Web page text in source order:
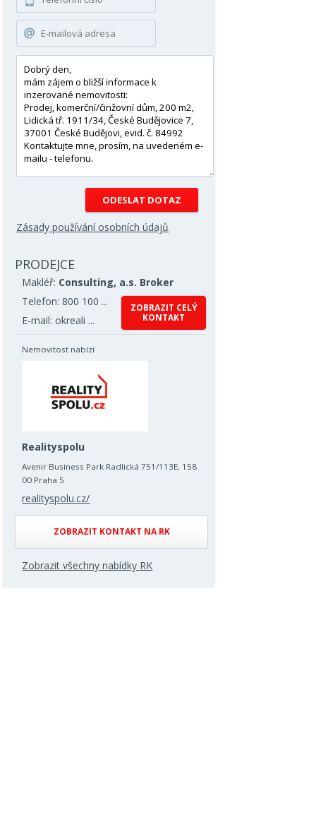
Zásady používání osobních údajů
PRODEJCE
Makléř: Consulting, a.s. Broker
Telefon: 800 100 ...
E-mail: okreali ...
ZOBRAZIT CELÝ
KONTAKT
Nemovitost nabízí
Realityspolu
Avenir Business Park Radlická 751/113E, 158
00 Praha 5
realityspolu.cz/
ZOBRAZIT KONTAKT NA RK
Zobrazit všechny nabídky RK